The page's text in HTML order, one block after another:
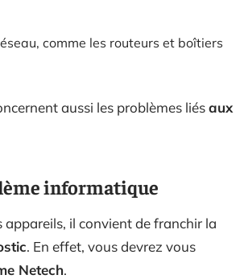
comme les routeurs et boîtiers
aussi les problèmes liésaux
informatique
il convient de franchir la
. En effet, vous devrez vous
Netech.